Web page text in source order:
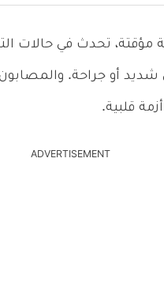
مؤقتة، تحدث في حالات
أو جراحة. والمصابون
قلبية.
ADVERTISEMENT